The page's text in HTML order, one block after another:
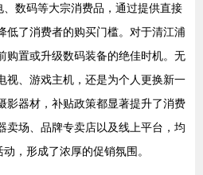
、数码等大宗消费品，通过提供直接
低了消费者的购买门槛。对于清江浦
购置或升级数码装备的绝佳时机。无
视、游戏主机，还是为个人更换新一
影器材，补贴政策都显著提升了消费
卖场、品牌专卖店以及线上平台，均
，形成了浓厚的促销氛围。